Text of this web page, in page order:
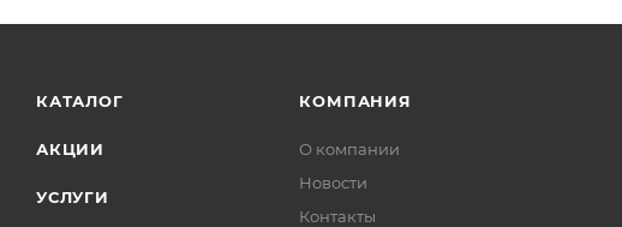
КАТАЛОГ
АКЦИИ
УСЛУГИ
КОМПАНИЯ
О компании
Новости
Контакты